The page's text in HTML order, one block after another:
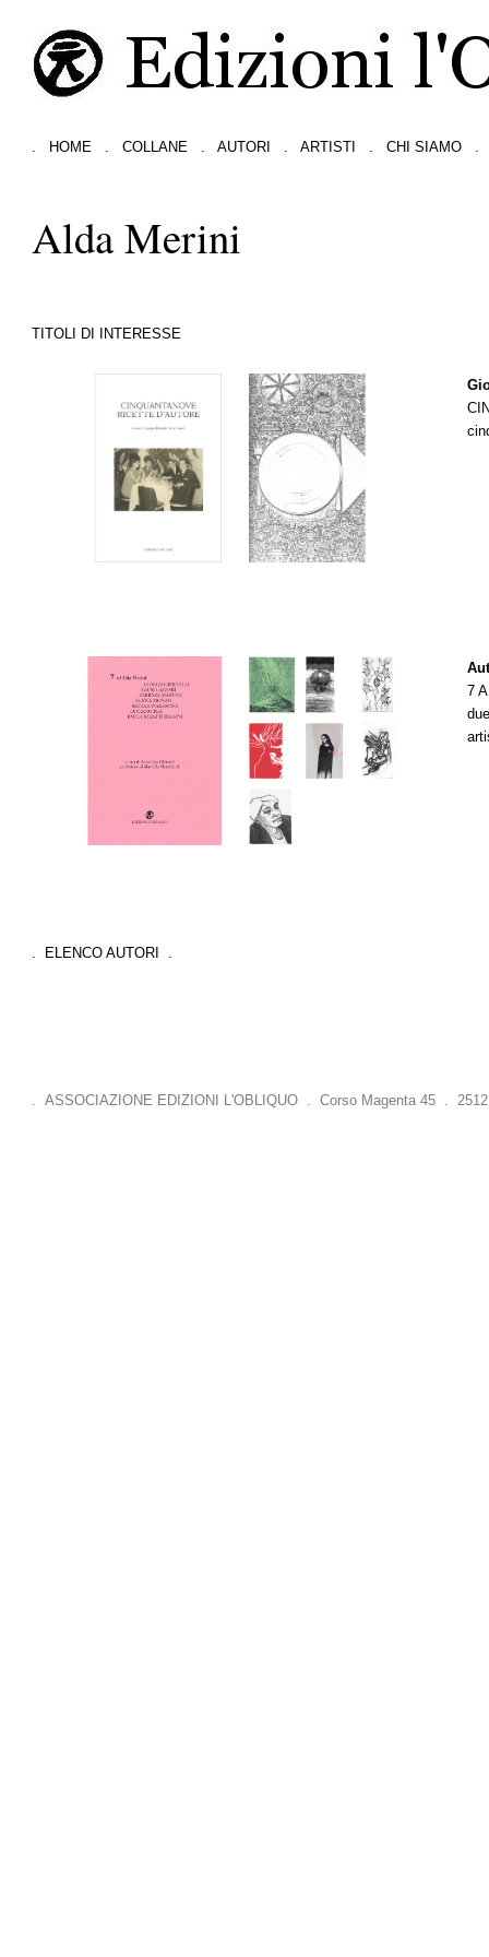
HOME COLLANE AUTORI ARTISTI CHI SIAMO
Alda Merini
TITOLI DI INTERESSE
7
. ELENCO AUTORI .
. ASSOCIAZIONE EDIZIONI L'OBLIQUO . Corso Magenta 45 .